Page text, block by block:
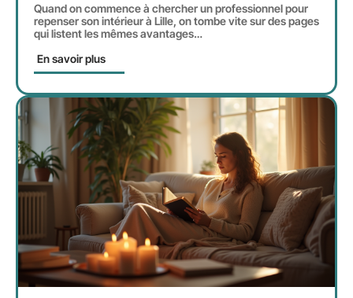
Quand on commence à chercher un professionnel pour
repenser son intérieur à Lille, on tombe vite sur des pages
qui listent les mêmes avantages…
En savoir plus